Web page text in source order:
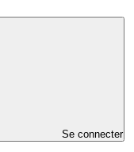
Se connecter